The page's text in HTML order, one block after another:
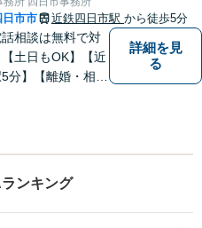
日市市 近鉄四日市駅 から徒歩5分
話相談は無料で対
土日もOK】【近
分】【離婚・相続
】双方ともに納
目指します【交
金の増額に向け
詳細を見
る
ンキング